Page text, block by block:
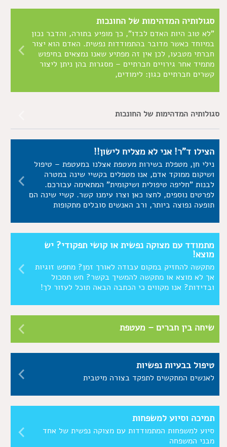
סגולותיה המדהימות של החונכות
"לא טוב היות האדם לבדו", כך מופיע בתורה, והדבר נכון
במיוחד כאשר מדובר בהתמודדות נפשית. האדם הוא יצור
חברתי מטבעו, לכן אין זה מפתיע שאנו נמצאים בחיפוש
מתמיד אחר גירויים חברתיים – מסגרות בהן ניתן ליצור
קשרים חברתיים כגון: לימודים,
סגולותיה המדהימות של החונכות
הצילו ד"ר! אני לא מצליח לישון!!
נילי חן, מטפלת בשירות מעטפת אצלנו במעטפת – טיפול
ושיקום ממוקד אדם, אנו מטפלים בקשיי שינה במטרה
לבנות "חליפה טיפולית ושיקומית" המתאימה עבורכם.
לפרטים נוספים, לחצו כאן וצרו עימנו קשר. קשיי שינה הם
תופעה נפוצה ביותר, ורב האנשים סובלים מתקופות
מתמודד עם מצוקה נפשית או קושי תפקודי? יש
מוצא!
מתקשה להחזיק במקום עבודה לאורך זמן? מחפש זוגיות
אך לא מוצא או מתקשה להמשיך בקשר? חש תסכול
ובדידות? אנו מקווים כי הכתבה הבאה תוכל לעזור לך!
שיחה בין חברים – מעטפת
טיפול בבעיות נפשיות
לאנשים המתקשים לתפקד בצורה מיטבית
תמיכה וסיוע למשפחות
סיוע למשפחות המתמודדות עם מצוקה נפשית של אחד
מבני המשפחה